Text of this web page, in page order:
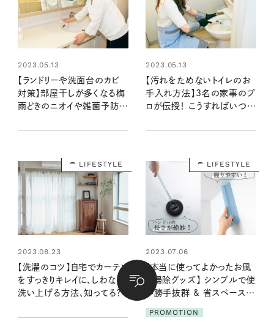
2023.05.13
【ランドリーや洗面台のカビ
対策】部屋干しが多くなる梅
雨どきのニオイや雑菌予防の
2023.05.13
【汚れをためないトイレのお
手入れ方法】3名の家事のプ
ロが伝授！ こうすればいつも
LIFESTYLE
2023.08.23
【洗濯のコツ】自宅でカーテン
をすっきりキレイに、しわなく
洗い上げる方法、知ってる？
LIFESTYLE
2023.07.06
【本当に使ってよかったお風
呂掃除グッズ】 シンプルで使
い勝手抜群 & 省スペースな
PROMOTION